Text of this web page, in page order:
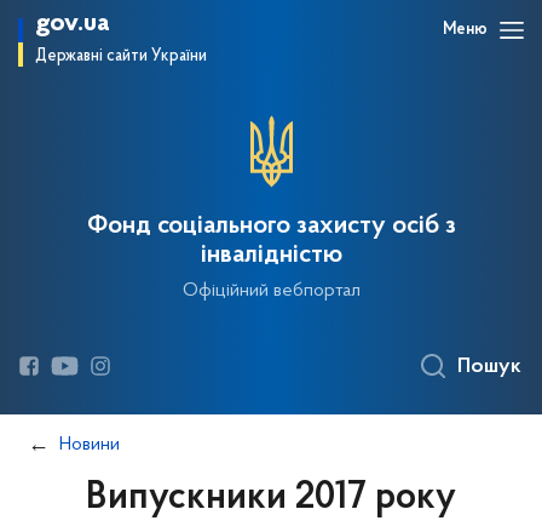
gov.ua
Державні сайти України
Меню
Фонд соціального захисту осіб з
інвалідністю
Офіційний вебпортал
Пошук
Новини
Випускники 2017 року